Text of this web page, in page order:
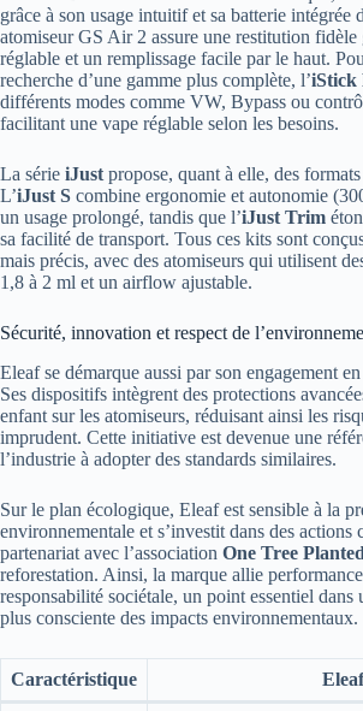
grâce à son usage intuitif et sa batterie intégrée
atomiseur GS Air 2 assure une restitution
réglable et un remplissage facile par le haut.
recherche d’une gamme plus complète, l’iStick
différents modes comme VW, Bypass ou
facilitant une vape réglable selon les besoins.
La série iJust propose, quant à elle, des
L’iJust S combine ergonomie et autonomie
un usage prolongé, tandis que l’iJust Trim
sa facilité de transport. Tous ces kits sont
mais précis, avec des atomiseurs qui utilisent
1,8 à 2 ml et un airflow ajustable.
Sécurité, innovation et respect de
Eleaf se démarque aussi par son engagement
Ses dispositifs intègrent des protections
enfant sur les atomiseurs, réduisant ainsi les
imprudent. Cette initiative est devenue une
l’industrie à adopter des standards similaires.
Sur le plan écologique, Eleaf est sensible à la
environnementale et s’investit dans des actions
partenariat avec l’association One Tree Planted
reforestation. Ainsi, la marque allie
responsabilité sociétale, un point essentiel dans
plus consciente des impacts environnementaux.
Caractéristique Eleaf